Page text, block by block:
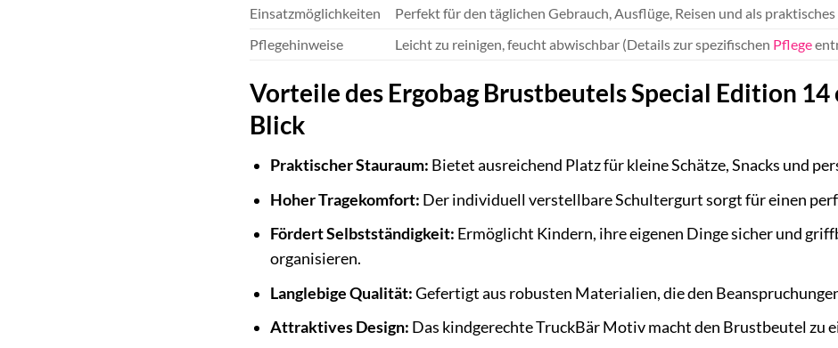
Einsatzmöglichkeiten
Perfekt für den täglichen Gebrauch, Ausflüge, Reisen und als
Pflegehinweise
Leicht zu reinigen, feucht abwischbar (Details zur spezifischen Pflege
Vorteile des Ergobag Brustbeutels Special Edition 14
Blick
Praktischer Stauraum: Bietet ausreichend Platz für kleine Schätze, Snacks und
Hoher Tragekomfort: Der individuell verstellbare Schultergurt sorgt für einen
Fördert Selbstständigkeit: Ermöglicht Kindern, ihre eigenen Dinge sicher und
organisieren.
Langlebige Qualität:Gefertigt aus robusten Materialien, die den
Attraktives Design: Das kindgerechte TruckBär Motiv macht den Brustbeutel zu